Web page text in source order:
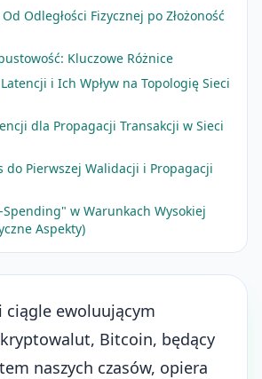
Odległości Fizycznej po Złożoność
Kluczowe Różnice
i Ich Wpływ na Topologię Sieci
dla Propagacji Transakcji w Sieci
do Pierwszej Walidacji i Propagacji
Spending" w Warunkach Wysokiej
Aspekty)
ciągle ewoluującym
Bitcoin, będący
naszych czasów, opiera